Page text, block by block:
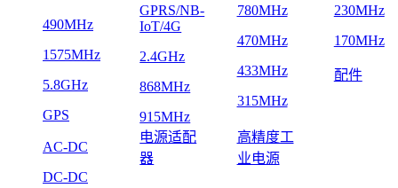
490MHz
1575MHz
5.8GHz
GPS
GPRS/NB-
IoT/4G
2.4GHz
868MHz
915MHz
780MHz
470MHz
433MHz
315MHz
230MHz
170MHz
配件
AC-DC
DC-DC
电源适配
器
高精度工
业电源